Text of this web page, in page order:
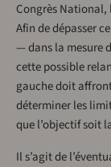
Congrès National,
Afin de dépasser
— dans la mesure
cette possible
gauche doit
déterminer les
que l’objectif soit
Il s’agit de